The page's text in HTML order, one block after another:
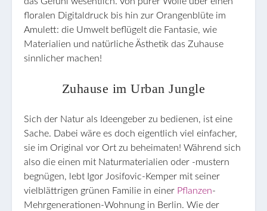
floralen Digitaldruck bis hin zur Orangenblüte im
Amulett: die Umwelt beflügelt die Fantasie, wie
Materialien und natürliche Ästhetik das Zuhause
sinnlicher machen!
Zuhause im Urban Jungle
Sich der Natur als Ideengeber zu bedienen, ist eine
Sache. Dabei wäre es doch eigentlich viel einfacher,
sie im Original vor Ort zu beheimaten! Während sich
also die einen mit Naturmaterialien oder -mustern
begnügen, lebt Igor Josifovic-Kemper mit seiner
vielblättrigen grünen Familie in einer Pflanzen-
Mehrgenerationen-Wohnung in Berlin. Wie der